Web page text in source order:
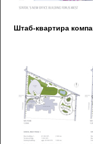
Штаб-квартира